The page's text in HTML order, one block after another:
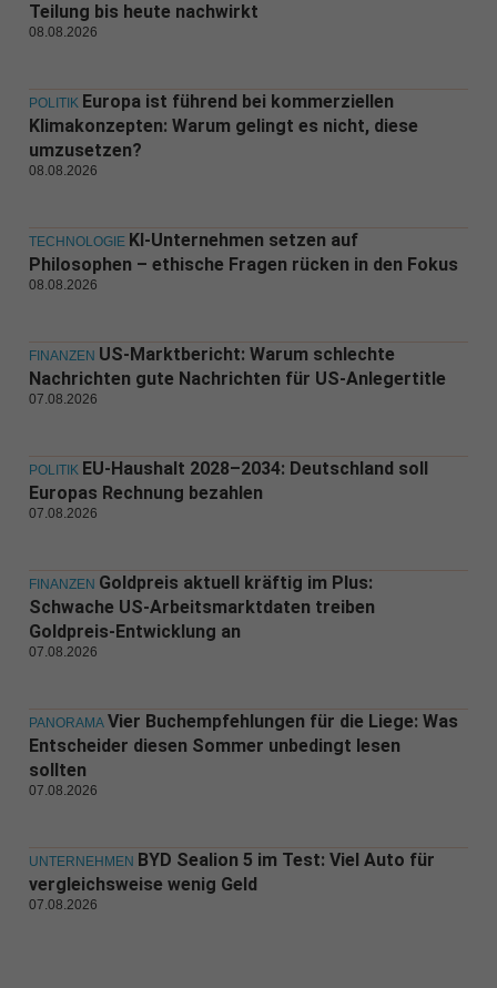
Teilung bis heute nachwirkt
08.08.2026
POLITIK Europa ist führend bei kommerziellen
Klimakonzepten: Warum gelingt es nicht, diese
umzusetzen?
08.08.2026
TECHNOLOGIE KI-Unternehmen setzen auf
Philosophen – ethische Fragen rücken in den Fokus
08.08.2026
FINANZEN US-Marktbericht: Warum schlechte
Nachrichten gute Nachrichten für US-Anlegertitle
07.08.2026
POLITIK EU-Haushalt 2028–2034: Deutschland soll
Europas Rechnung bezahlen
07.08.2026
FINANZEN Goldpreis aktuell kräftig im Plus:
Schwache US-Arbeitsmarktdaten treiben
Goldpreis-Entwicklung an
07.08.2026
PANORAMA Vier Buchempfehlungen für die Liege: Was
Entscheider diesen Sommer unbedingt lesen
sollten
07.08.2026
UNTERNEHMEN BYD Sealion 5 im Test: Viel Auto für
vergleichsweise wenig Geld
07.08.2026